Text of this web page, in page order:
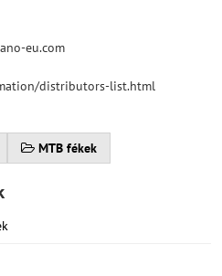
eu.com
distributors-list.html
MTB fékek